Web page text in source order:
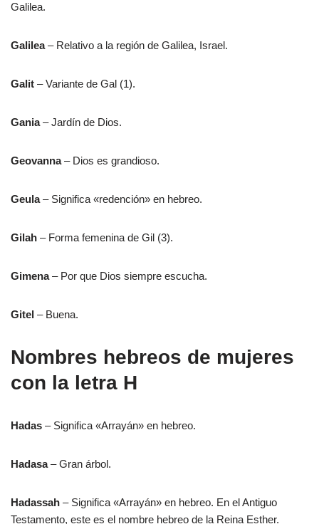
Galilea.
Galilea– Relativo a la región de Galilea, Israel.
Galit – Variante de Gal (1).
Gania– Jardín de Dios.
Geovanna– Dios es grandioso.
Geula– Significa «redención» en hebreo.
Gilah – Forma femenina de Gil (3).
Gimena– Por que Dios siempre escucha.
Gitel – Buena.
Nombres hebreos de mujeres
con la letra H
Hadas – Significa «Arrayán» en hebreo.
Hadasa– Gran árbol.
Hadassah – Significa «Arrayán» en hebreo. En el Antiguo
Testamento, este es el nombre hebreo de la Reina Esther.